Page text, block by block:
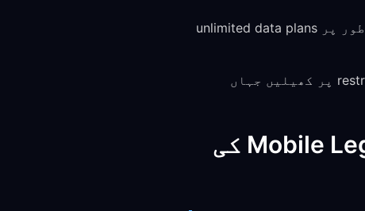
کچھ mobile carriers gaming traffic کو throttle کرتے ہیں، خاص طور پر unlimited data plans
اسکول، کام کی جگہ، یا ہوٹل کے restricted Wi-Fi networks پر کھیلیں جہاں
FreeGuard کے ساتھ Android اور iOS پر Mobile Legends کی